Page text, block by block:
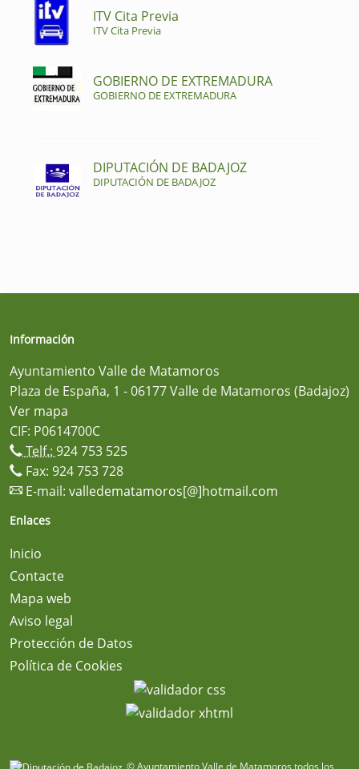
ITV Cita Previa
ITV Cita Previa
GOBIERNO DE EXTREMADURA
GOBIERNO DE EXTREMADURA
DIPUTACIÓN DE BADAJOZ
DIPUTACIÓN DE BADAJOZ
Información
Ayuntamiento Valle de Matamoros
Plaza de España, 1 - 06177 Valle de Matamoros (Badajoz)
Ver mapa
CIF: P0614700C
Telf.: 924 753 525
Fax: 924 753 728
E-mail: valledematamoros[@]hotmail.com
Enlaces
Inicio
Contacte
Mapa web
Aviso legal
Protección de Datos
Política de Cookies